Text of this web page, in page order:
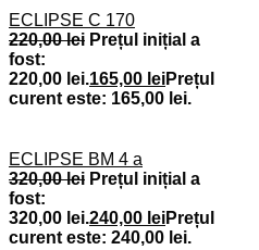
ECLIPSE C 170
220,00lei Prețul inițial a
fost:
220,00 lei.165,00 leiPrețul
curent este: 165,00 lei.
ECLIPSE BM 4 a
320,00lei Prețul inițial a
fost:
320,00 lei.240,00 leiPrețul
curent este: 240,00 lei.